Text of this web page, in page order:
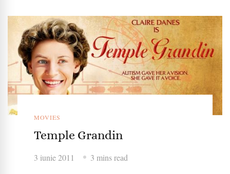
MOVIES
Temple Grandin
3 iunie 2011 3 mins read